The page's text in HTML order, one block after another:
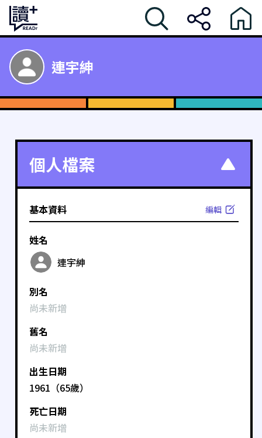
連宇紳
個人檔案
基本資料 編輯
姓名
連宇紳
別名
尚未新增
舊名
尚未新增
出生日期
1961（65歲）
死亡日期
尚未新增